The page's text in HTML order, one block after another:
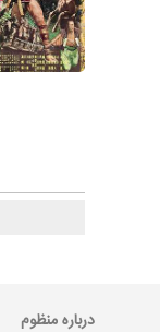
درباره منظوم